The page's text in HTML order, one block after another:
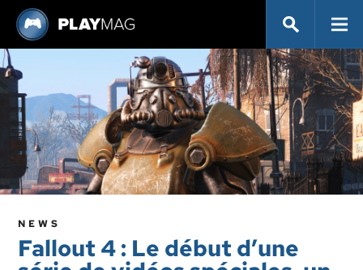
NEWS
Fallout 4 : Le début d’une